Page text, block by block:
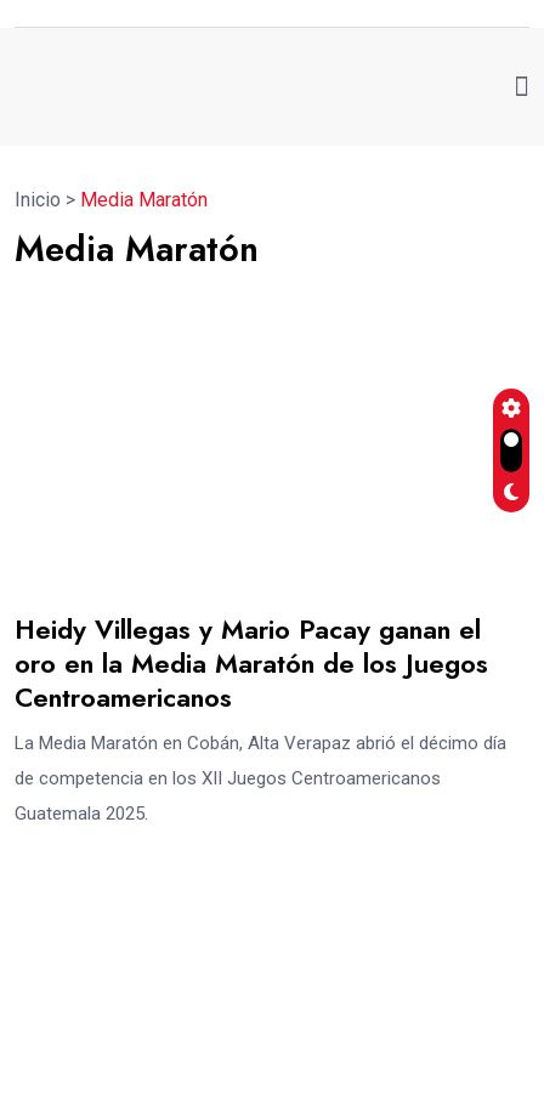
Inicio > Media Maratón
Media Maratón
Heidy Villegas y Mario Pacay ganan el
oro en la Media Maratón de los Juegos
Centroamericanos
La Media Maratón en Cobán, Alta Verapaz abrió el décimo día
de competencia en los XII Juegos Centroamericanos
Guatemala 2025.